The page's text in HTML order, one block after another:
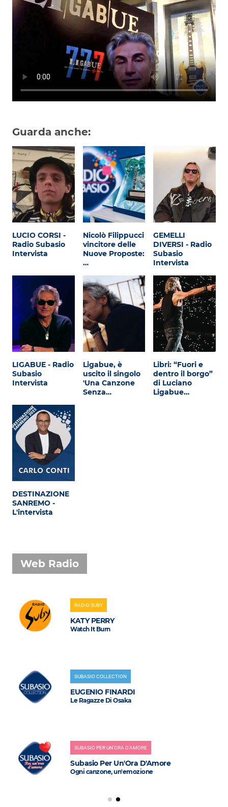
Subasio Collection
Subasio Per Un’Ora D’Amore
Speciali
Radio Subasio Music Club
Sanremo 2026
News
Musica
Cultura
Attualità
Costume
Extra
Eventi
Guarda anche:
LUCIO CORSI -
Radio Subasio
Intervista
Nicolò Filippucci
vincitore delle
Nuove Proposte:
…
GEMELLI
DIVERSI - Radio
Subasio
Intervista
LIGABUE - Radio
Subasio
Intervista
Ligabue, è
uscito il singolo
'Una Canzone
Senza…
Libri: “Fuori e
dentro il borgo”
di Luciano
Ligabue…
DESTINAZIONE
SANREMO -
L'intervista
Web Radio
RADIO SUBY
KATY PERRY
Watch It Burn
SUBASIO COLLECTION
EUGENIO FINARDI
Le Ragazze Di Osaka
SUBASIO PER UN'ORA D'AMORE
Subasio Per Un'Ora D'Amore
Ogni canzone, un'emozione